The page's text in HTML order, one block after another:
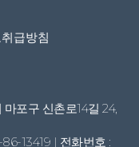
급방침
포구 신촌로14길 24,
13419 | 전화번호 :